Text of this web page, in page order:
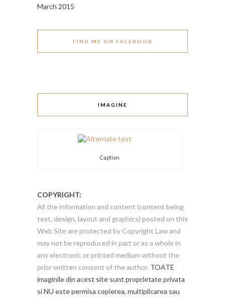
March 2015
FIND ME ON FACEBOOK
IMAGINE
Caption
COPYRIGHT:
All the information and content (content being
text, design, layout and graphics) posted on this
Web Site are protected by Copyright Law and
may not be reproduced in part or as a whole in
any electronic or printed medium without the
prior written consent of the author. TOATE
imaginile din acest site sunt proprietate privata
si NU este permisa copierea, multiplicarea sau